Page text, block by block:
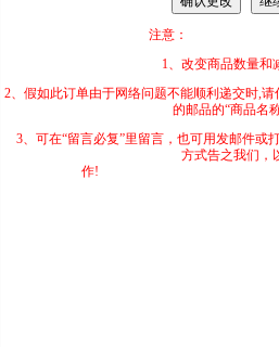
注意：
1、改变商品数量和减少商品
2、假如此订单由于网络
的邮品的“商品名
3、可在“留言必复”里
方式告之我们，
作!